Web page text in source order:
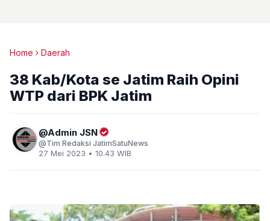
Home Daerah
38 Kab/Kota se Jatim Raih Opini
WTP dari BPK Jatim
Admin JSN
Tim Redaksi JatimSatuNews
27 Mei 2023 • 10.43 WIB